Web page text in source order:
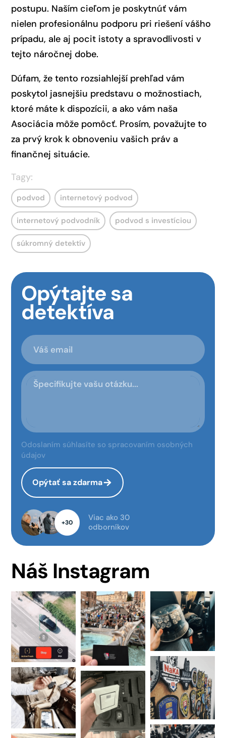
postupu. Naším cieľom je poskytnúť vám
nielen profesionálnu podporu pri riešení vášho
prípadu, ale aj pocit istoty a spravodlivosti v
tejto náročnej dobe.
Dúfam, že tento rozsiahlejší prehľad vám
poskytol jasnejšiu predstavu o možnostiach,
ktoré máte k dispozícii, a ako vám naša
Asociácia môže pomôcť. Prosím, považujte to
za prvý krok k obnoveniu vašich práv a
finančnej situácie.
Tagy:
podvod internetový podvod
internetový podvodník podvod s investíciou
súkromný detektív
Opýtajte sa
detektíva
Odoslaním súhlasíte so spracovaním osobných
údajov
Opýtať sa zdarma
+30
Viac ako 30
odborníkov
Náš Instagram